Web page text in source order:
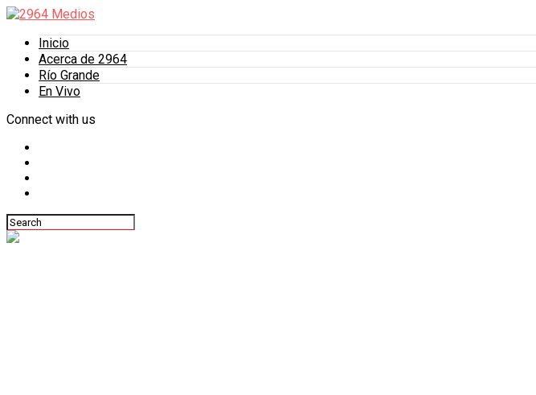
Inicio
Acerca de 2964
Río Grande
En Vivo
Connect with us